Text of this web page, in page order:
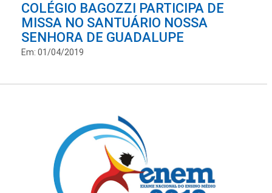
COLÉGIO BAGOZZI PARTICIPA DE
MISSA NO SANTUÁRIO NOSSA
SENHORA DE GUADALUPE
Em: 01/04/2019